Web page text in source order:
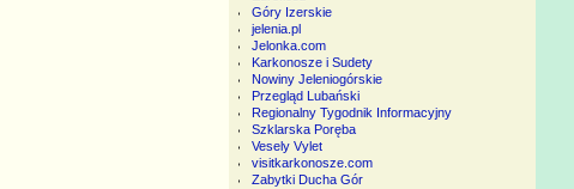
Góry Izerskie
jelenia.pl
Jelonka.com
Karkonosze i Sudety
Nowiny Jeleniogórskie
Przegląd Lubański
Regionalny Tygodnik Informacyjny
Szklarska Poręba
Vesely Vylet
visitkarkonosze.com
Zabytki Ducha Gór